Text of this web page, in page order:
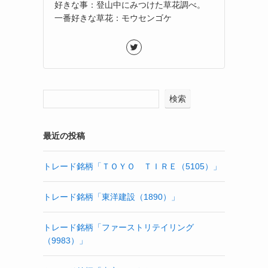
好きな事：登山中にみつけた草花調べ。
一番好きな草花：モウセンゴケ
検索
最近の投稿
トレード銘柄「ＴＯＹＯ ＴＩＲＥ（5105）」
トレード銘柄「東洋建設（1890）」
トレード銘柄「ファーストリテイリング
（9983）」